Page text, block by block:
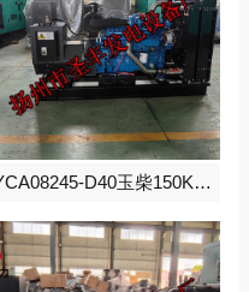
YCA08245-D40玉柴150KW柴油发电机组